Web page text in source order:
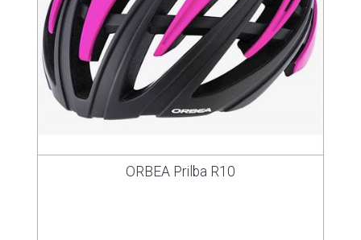
ORBEA Prilba R10